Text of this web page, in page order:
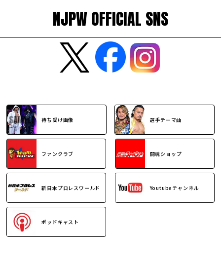
NJPW OFFICIAL SNS
待ち受け画像 選手テーマ曲
ファンクラブ 闘魂ショップ
新日本プロレスワールド Youtubeチャンネル
ポッドキャスト